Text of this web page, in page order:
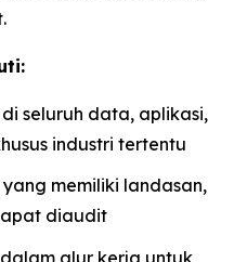
seluruh data, aplikasi,
industri tertentu
memiliki landasan,
diaudit